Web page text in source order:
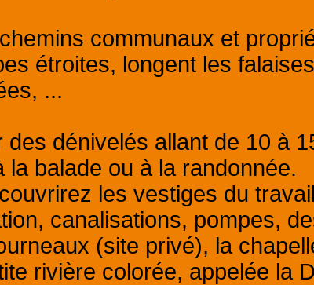
communaux et
étroites, longent les
...
dénivelés allant de 10 à
la balade ou à la randonnée.
les vestiges du
canalisations, pompes,
(site privé), la
rivière colorée, appelée la